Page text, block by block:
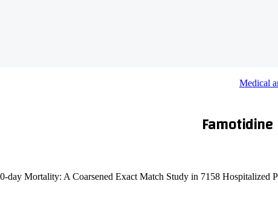
Medical
day Mortality: A Coarsened Exact Match Study in 7158 Hospitalized